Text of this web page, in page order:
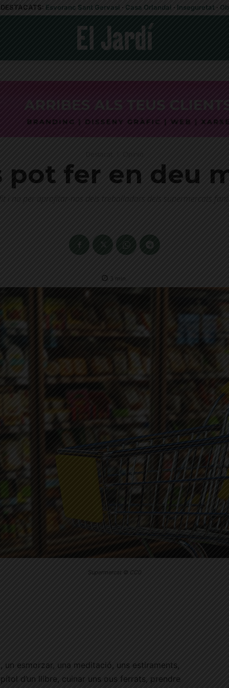
DESTACATS: Esvoranc Sant Gervasi · Casa Orlandai · Inseguretat ·
Destacat
pot fer en deu
i no per aprofitar-nos dels treballadors dels supermercats
3 min.
Supermercat © CC0
un esmorzar, una meditació, uns estiraments,
d’un llibre, cuinar uns ous ferrats, prendre